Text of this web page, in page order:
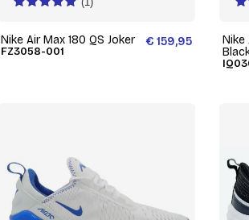
Nike Air Max 180 QS Joker
FZ3058-001
€ 159,95
Nike